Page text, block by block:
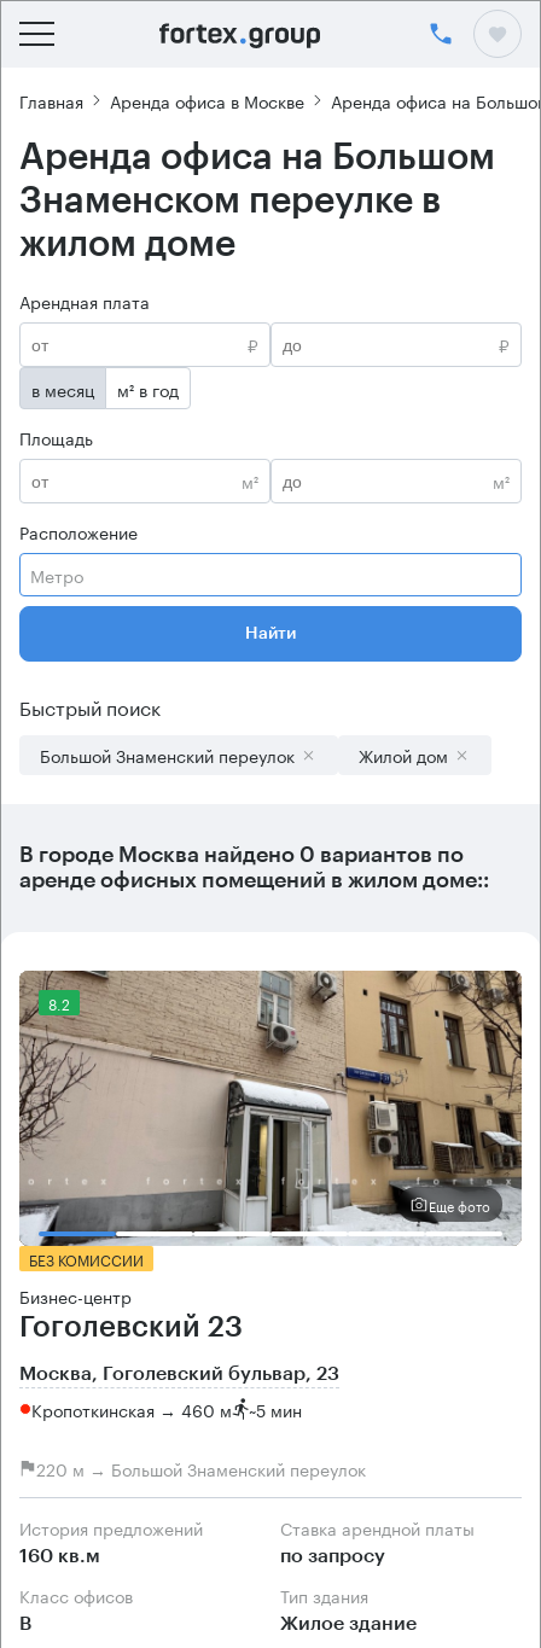
Главная Аренда офиса в Москве Аренда офиса на
Аренда офиса на Большом
Знаменском переулке в
жилом доме
Арендная плата
₽
₽
в месяц
м² в год
Площадь
м²
м²
Расположение
Метро
Найти
Быстрый поиск
Большой Знаменский переулок Жилой дом
В городе Москва найдено 0 вариантов по
аренде офисных помещений в жилом доме::
8.2
Еще фото
БЕЗ КОМИССИИ
Бизнес-центр
Гоголевский 23
Москва, Гоголевский бульвар, 23
Кропоткинская → 460 м ~5 мин
220 м → Большой Знаменский переулок
История предложений
160 кв.м
Ставка арендной платы
по запросу
Класс офисов
B
Тип здания
Жилое здание